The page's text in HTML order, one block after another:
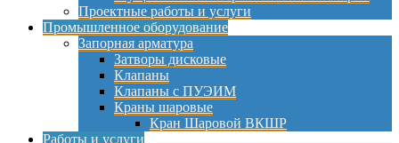
Проектные работы и услуги
Промышленное оборудование
Запорная арматура
Затворы дисковые
Клапаны
Клапаны с ПУЭИМ
Краны шаровые
Кран Шаровой ВКШР
Работы и услуги